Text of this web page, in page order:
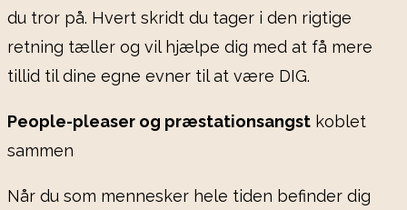
du tror på. Hvert skridt du tager i den rigtige
retning tæller og vil hjælpe dig med at få mere
tillid til dine egne evner til at være DIG.
People-pleaser og præstationsangst koblet
sammen
Når du som mennesker hele tiden befinder dig